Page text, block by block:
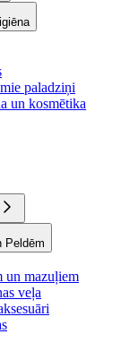
paladziņi
un kosmētika
Peldēm
un mazuļiem
veļa